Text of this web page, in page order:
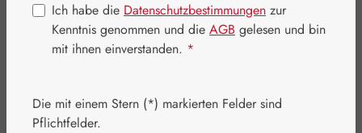
Ich habe die Datenschutzbestimmungen zur
Kenntnis genommen und die AGB gelesen und bin
mit ihnen einverstanden. *
Die mit einem Stern (*) markierten Felder sind
Pflichtfelder.